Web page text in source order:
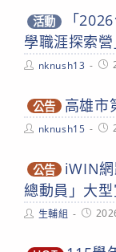
活動
「
學職涯探索
Postnknush13
公告 高雄市
Postnknush15
公告
iWIN
總動員」大
Post生輔組
Post